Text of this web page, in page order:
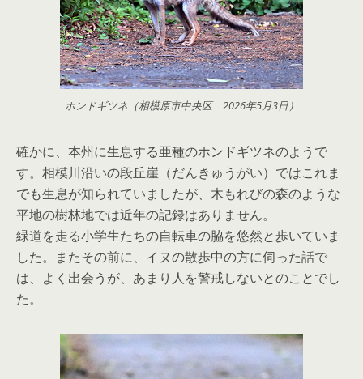
ホンドギツネ（相模原市中央区 2026年5月3日）
確かに、本州に生息する亜種のホンドギツネのようで
す。相模川沿いの段丘崖（だんきゅうがい）ではこれま
でも生息が知られていましたが、木もれびの森のような
平地の樹林地では近年の記録はありません。
緑道を走る小学生たちの自転車の脇を悠然と歩いていま
した。またその前に、イヌの散歩中の方に伺った話で
は、よく出会うが、あまり人を警戒しないとのことでし
た。